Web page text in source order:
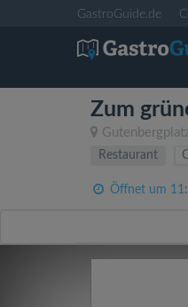
GastroGuide.de
Zum
Restaurant
Öffnet um